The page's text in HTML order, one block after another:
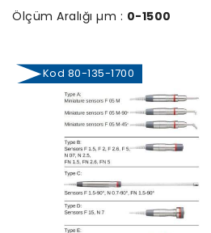
Ölçüm Aralığı µm : 0-1500
Kod 80-135-1700